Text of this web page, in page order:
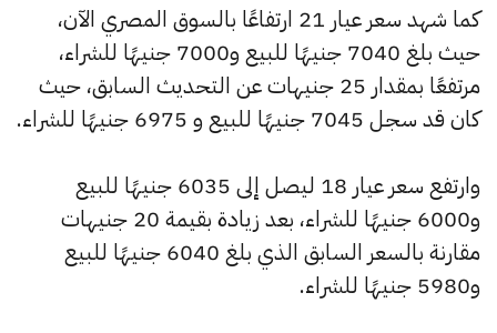
كما شهد سعر عيار 21 ارتفاعًا بالسوق المصري الآن،
حيث بلغ 7040 جنيهًا للبيع و7000 جنيهًا للشراء،
مرتفعًا بمقدار 25 جنيهات عن التحديث السابق، حيث
كان قد سجل 7045 جنيهًا للبيع و 6975 جنيهًا للشراء.
وارتفع سعر عيار 18 ليصل إلى 6035 جنيهًا للبيع
و6000 جنيهًا للشراء، بعد زيادة بقيمة 20 جنيهات
مقارنة بالسعر السابق الذي بلغ 6040 جنيهًا للبيع
و5980 جنيهًا للشراء.